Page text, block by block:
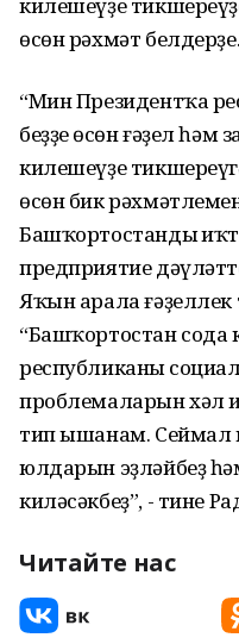
өсөн рәхмәт белдерҙе.
“Мин Президентҡа
беҙҙең өсөн ғәҙел
килешеүҙе
өсөн бик
Башҡортостандың
предприятие
Яҡын арала
“Башҡортостан сода
республиканың
проблемаларын хәл
тип ышанам. Сеймал
юлдарын эҙләйбеҙ
киләсәкбеҙ”, - тине
Читайте нас